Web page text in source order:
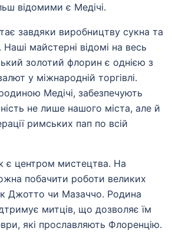
відомими є Медічі.
завдяки виробництву сукна та
майстерні відомі на весь
золотий флорин є однією з
у міжнародній торгівлі.
Медічі, забезпечують
не лише нашого міста, але й
римських пап по всій
є центром мистецтва. На
побачити роботи великих
Джотто чи Мазаччо. Родина
митців, що дозволяє їм
які прославляють Флоренцію.